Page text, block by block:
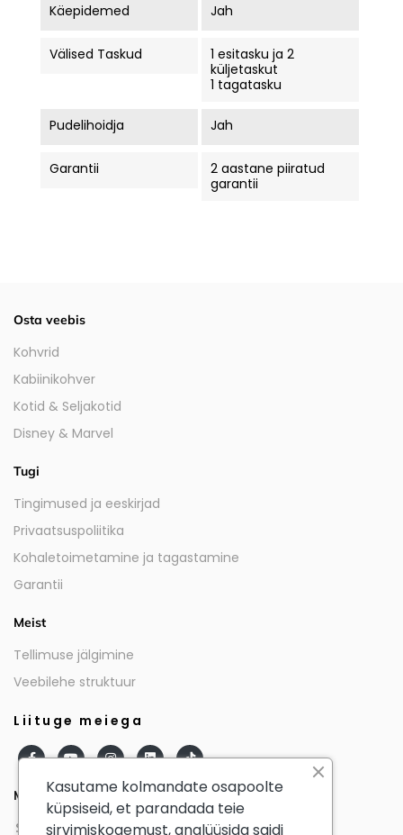
Käepidemed Jah
Välised Taskud
1 esitasku ja 2
küljetaskut
1 tagatasku
Pudelihoidja Jah
Garantii
2 aastane piiratud
garantii
Osta veebis
Kohvrid
Kabiinikohver
Kotid & Seljakotid
Disney & Marvel
Tugi
Tingimused ja eeskirjad
Privaatsuspoliitika
Kohaletoimetamine ja tagastamine
Garantii
Meist
Tellimuse jälgimine
Veebilehe struktuur
Liituge meiega
Meie partnerid
Kasutame kolmandate osapoolte
küpsiseid, et parandada teie
sirvimiskogemust, analüüsida saidi